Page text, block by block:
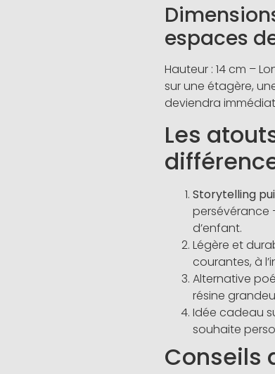
espaces
Hauteur : 14 cm –
sur une étagère,
deviendra
Les
Storytelling
persévérance
d’enfant.
Légère et
courantes, à
Alternative
résine
Idée cadeau
souhaite
Conseils